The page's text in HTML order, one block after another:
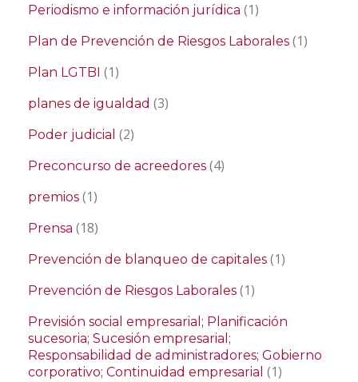
Periodismo e información jurídica (1)
Plan de Prevención de Riesgos Laborales (1)
Plan LGTBI (1)
planes de igualdad (3)
Poder judicial (2)
Preconcurso de acreedores (4)
premios (1)
Prensa (18)
Prevención de blanqueo de capitales (1)
Prevención de Riesgos Laborales (1)
Previsión social empresarial; Planificación
sucesoria; Sucesión empresarial;
Responsabilidad de administradores; Gobierno
corporativo; Continuidad empresarial (1)